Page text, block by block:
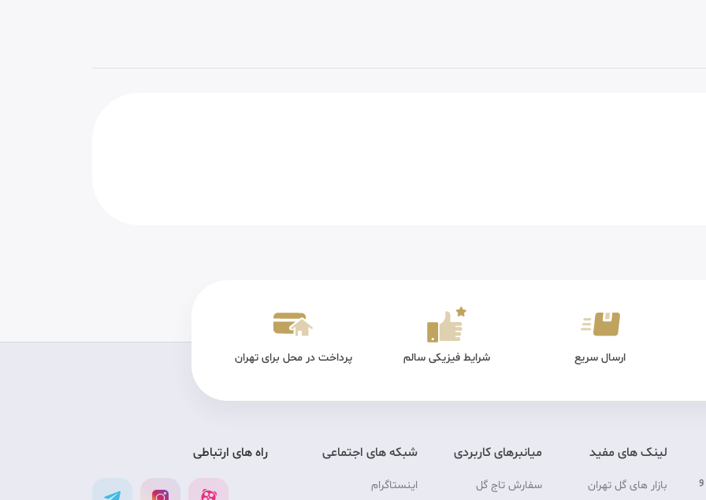
ارسال سریع شرایط فیزیکی سالم پرداخت در محل برای تهران
لینک های مفید
بازار های گل تهران
میانبرهای کاربردی
سفارش تاج گل
شبکه های اجتماعی
اینستاگرام
راه های ارتباطی